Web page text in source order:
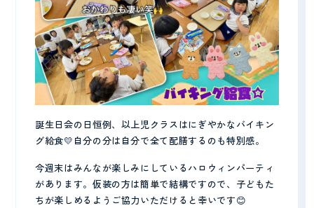
誕生日会の日恒例、以上児クラスはにぎやかなバイキン
グ給食💛自分の分は自分で全て配膳するのも特別感。
今週末はみんなが楽しみにしているハロウィンパーティ
があります。仮装の方は簡単で結構ですので、子どもた
ちが楽しめるようご協力いただけると幸いです😊